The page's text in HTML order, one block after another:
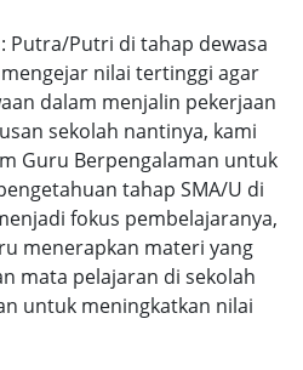
: Putra/Putri di tahap dewasa
nilai tertinggi agar
dalam menjalin pekerjaan
sekolah nantinya, kami
Guru Berpengalaman untuk
tahap SMA/U di
fokus pembelajaranya,
menerapkan materi yang
mata pelajaran di sekolah
untuk meningkatkan nilai